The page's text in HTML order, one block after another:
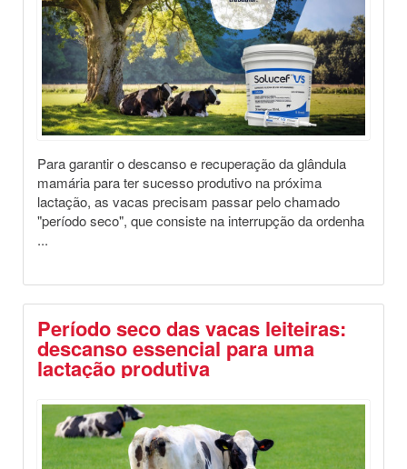
Para garantir o descanso e recuperação da glândula
mamária para ter sucesso produtivo na próxima
lactação, as vacas precisam passar pelo chamado
"período seco", que consiste na interrupção da ordenha
...
Período seco das vacas leiteiras:
descanso essencial para uma
lactação produtiva